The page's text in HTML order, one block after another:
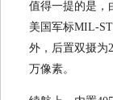
值得一提的是，
美国军标MIL-
外，后置双摄为
万像素。